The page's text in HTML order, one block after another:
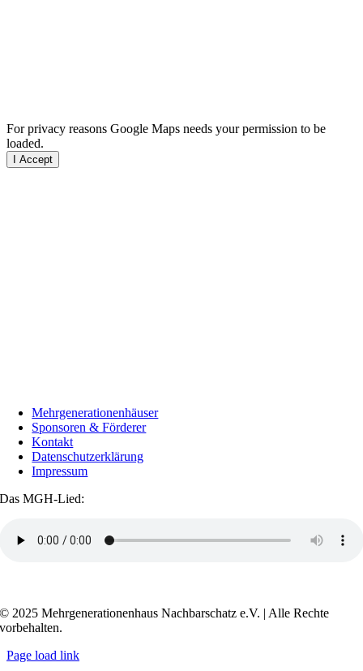
For privacy reasons Google Maps needs your permission to be
loaded.
I Accept
Mehrgenerationenhäuser
Sponsoren & Förderer
Kontakt
Datenschutzerklärung
Impressum
Das MGH-Lied:
© 2025 Mehrgenerationenhaus Nachbarschatz e.V. | Alle Rechte
vorbehalten.
Page load link